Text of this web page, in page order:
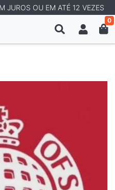
JUROS OU EM ATÉ 12 VEZES
0